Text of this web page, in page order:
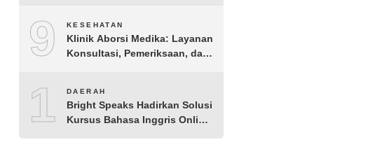
9 KESEHATAN
Klinik Aborsi Medika: Layanan
Konsultasi, Pemeriksaan, dan
10DAERAH
Bright Speaks Hadirkan Solusi
Kursus Bahasa Inggris Online